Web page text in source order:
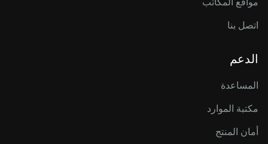
اتصل بنا
الدعم
المساعدة
مكتبة الموارد
أمان المنتج